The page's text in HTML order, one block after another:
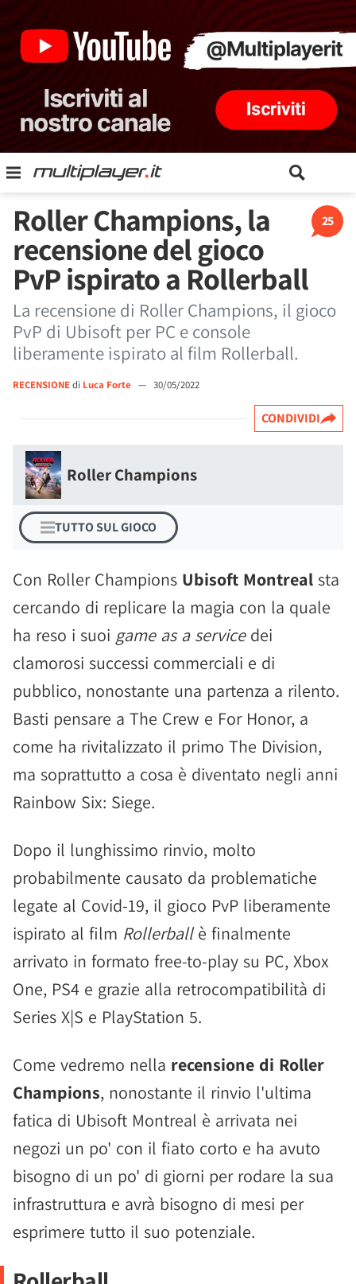
25
Roller Champions, la
recensione del gioco
PvP ispirato a Rollerball
La recensione di Roller Champions, il gioco
PvP di Ubisoft per PC e console
liberamente ispirato al film Rollerball.
RECENSIONEdi Luca Forte — 30/05/2022
CONDIVIDI
Roller Champions
TUTTO SUL GIOCO
Con Roller Champions Ubisoft Montreal sta
cercando di replicare la magia con la quale
ha reso i suoi game as a servicedei
clamorosi successi commerciali e di
pubblico, nonostante una partenza a rilento.
Basti pensare a The Crew e For Honor, a
come ha rivitalizzato il primo The Division,
ma soprattutto a cosa è diventato negli anni
Rainbow Six: Siege.
Dopo il lunghissimo rinvio, molto
probabilmente causato da problematiche
legate al Covid-19, il gioco PvP liberamente
ispirato al film Rollerballè finalmente
arrivato in formato free-to-play su PC, Xbox
One, PS4 e grazie alla retrocompatibilità di
Series X|S e PlayStation 5.
Come vedremo nella recensione di Roller
Champions, nonostante il rinvio l'ultima
fatica di Ubisoft Montreal è arrivata nei
negozi un po' con il fiato corto e ha avuto
bisogno di un po' di giorni per rodare la sua
infrastruttura e avrà bisogno di mesi per
esprimere tutto il suo potenziale.